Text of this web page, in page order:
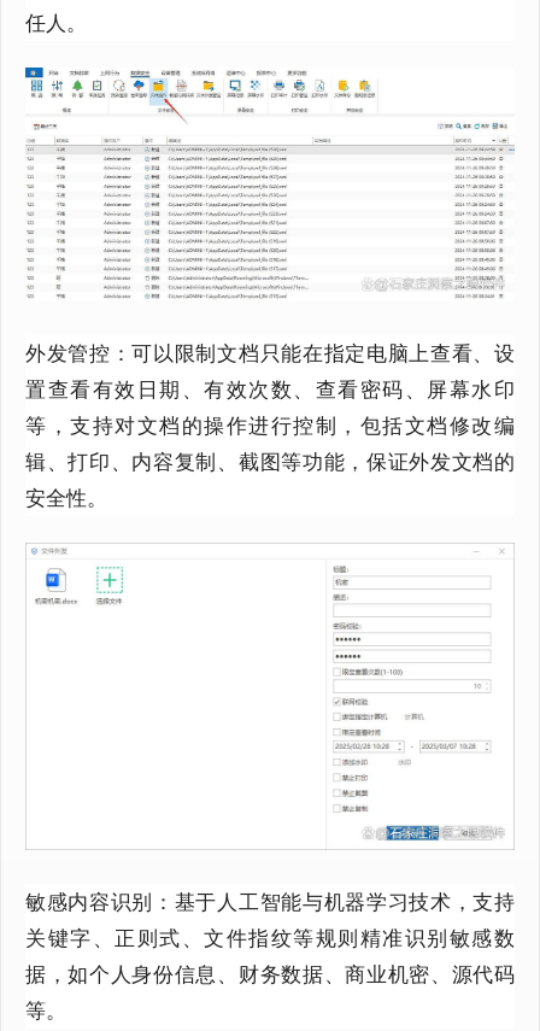
任人。
外发管控：可以限制文档只能在指定电脑上查看、设
置查看有效日期、有效次数、查看密码、屏幕水印
等，支持对文档的操作进行控制，包括文档修改编
辑、打印、内容复制、截图等功能，保证外发文档的
安全性。
敏感内容识别：基于人工智能与机器学习技术，支持
关键字、正则式、文件指纹等规则精准识别敏感数
据，如个人身份信息、财务数据、商业机密、源代码
等。